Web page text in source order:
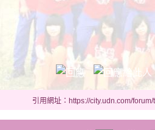
引用網址：https://city.udn.com/